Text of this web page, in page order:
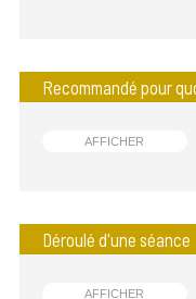
Recommandé pour
AFFICHER
Déroulé d'une séance
AFFICHER